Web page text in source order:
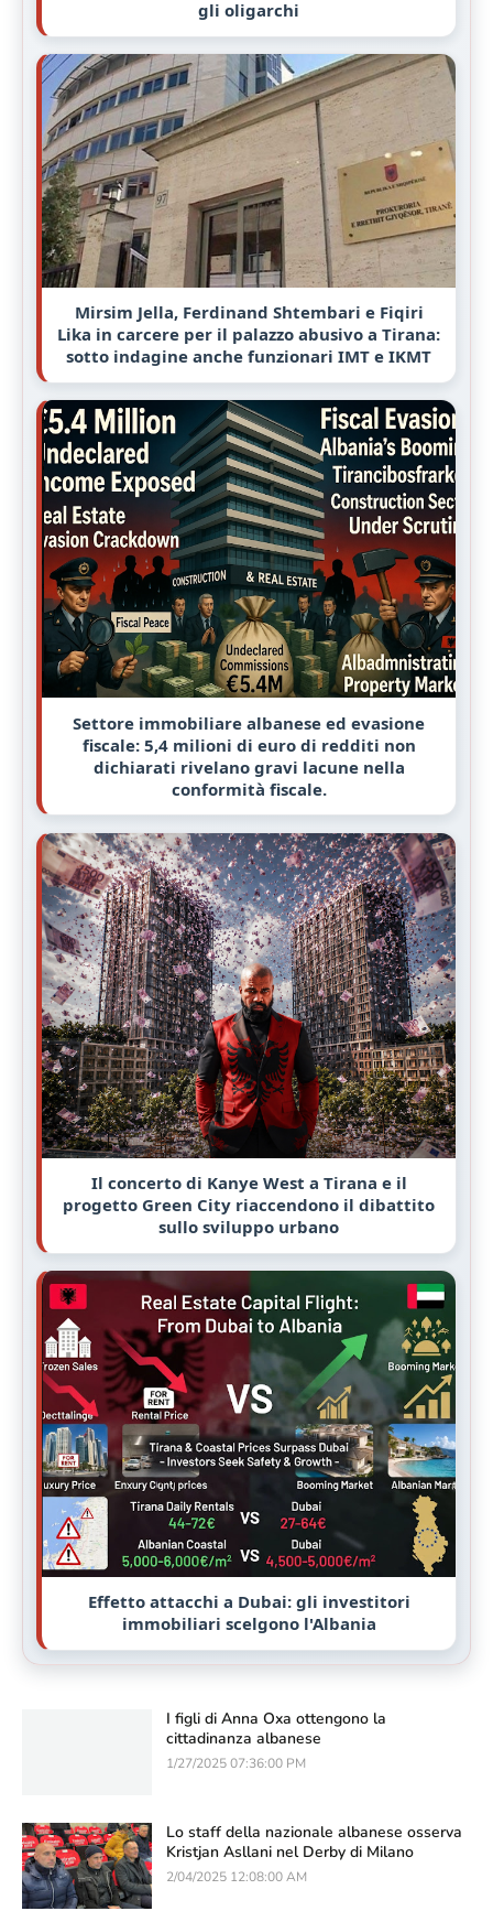
gli oligarchi
Mirsim Jella, Ferdinand Shtembari e Fiqiri
Lika in carcere per il palazzo abusivo a Tirana:
sotto indagine anche funzionari IMT e IKMT
Settore immobiliare albanese ed evasione
fiscale: 5,4 milioni di euro di redditi non
dichiarati rivelano gravi lacune nella
conformità fiscale.
Il concerto di Kanye West a Tirana e il
progetto Green City riaccendono il dibattito
sullo sviluppo urbano
Effetto attacchi a Dubai: gli investitori
immobiliari scelgono l'Albania
I figli di Anna Oxa ottengono la
cittadinanza albanese
1/27/2025 07:36:00 PM
Lo staff della nazionale albanese osserva
Kristjan Asllani nel Derby di Milano
2/04/2025 12:08:00 AM